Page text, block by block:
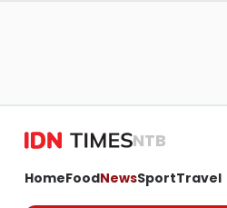
NTB
HomeFoodNewsSportTravel